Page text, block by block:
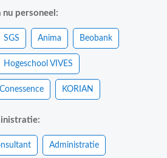
nu personeel:
SGS Anima Beobank
Hogeschool VIVES
Conessence KORIAN
Administratie